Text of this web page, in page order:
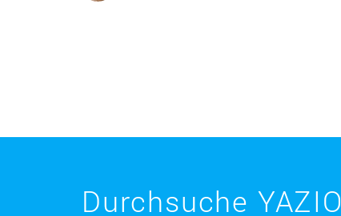
Durchsuche YAZIO